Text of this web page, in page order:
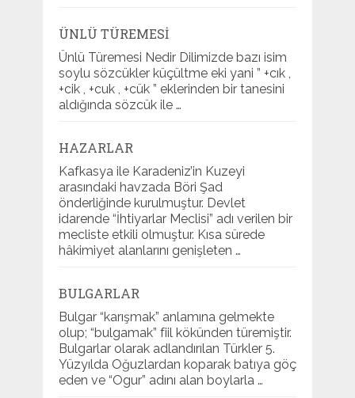
ÜNLÜ TÜREMESI
Ünlü Türemesi Nedir Dilimizde bazı isim
soylu sözcükler küçültme eki yani ” +cık ,
+cik , +cuk , +cük ” eklerinden bir tanesini
aldığında sözcük ile …
HAZARLAR
Kafkasya ile Karadeniz’in Kuzeyi
arasındaki havzada Böri Şad
önderliğinde kurulmuştur. Devlet
idarende “İhtiyarlar Meclisi” adı verilen bir
mecliste etkili olmuştur. Kısa sürede
hâkimiyet alanlarını genişleten …
BULGARLAR
Bulgar “karışmak” anlamına gelmekte
olup; “bulgamak” fiil kökünden türemiştir.
Bulgarlar olarak adlandırılan Türkler 5.
Yüzyılda Oğuzlardan koparak batıya göç
eden ve “Ogur” adını alan boylarla …